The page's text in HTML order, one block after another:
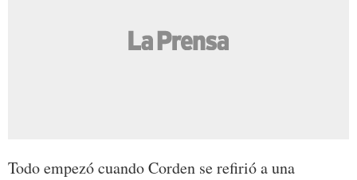
Todo empezó cuando Corden se refirió a una